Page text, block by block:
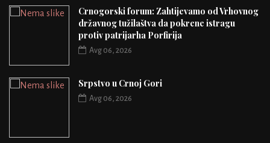
Crnogorski forum: Zahtijevamo od Vrhovnog
državnog tužilaštva da pokrene istragu
protiv patrijarha Porfirija
Avg 06, 2026
Srpstvo u Crnoj Gori
Avg 06, 2026